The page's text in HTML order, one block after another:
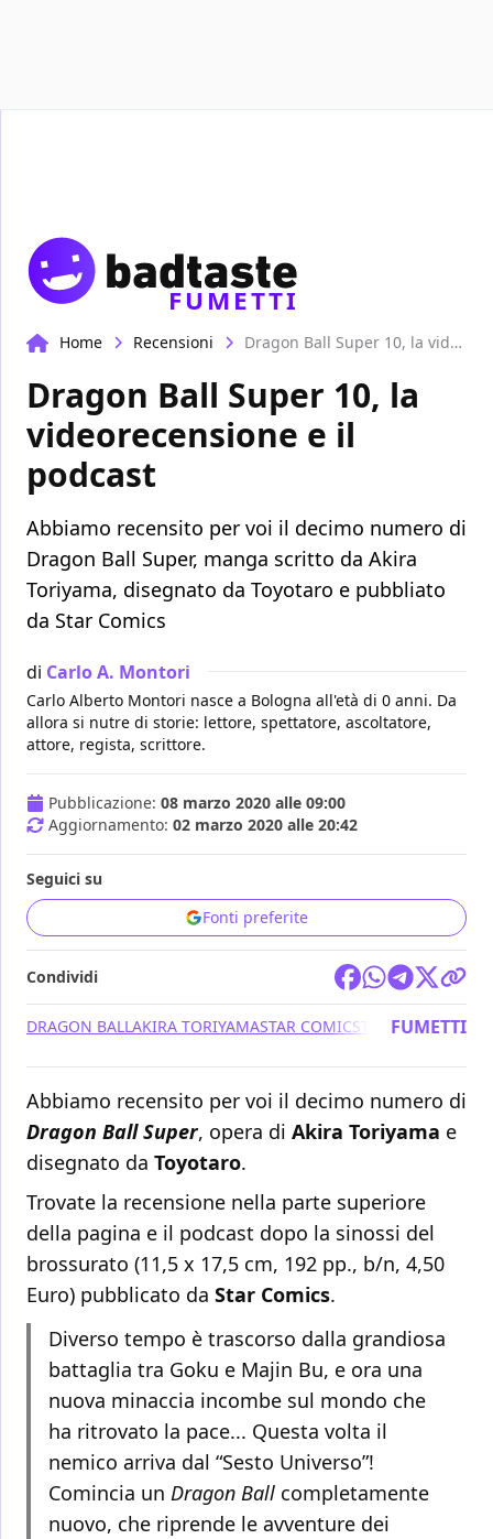
FUMETTI
Home Recensioni Dragon Ball Super 10, la videorecensione e il podcast
Dragon Ball Super 10, la
videorecensione e il
podcast
Abbiamo recensito per voi il decimo numero di
Dragon Ball Super, manga scritto da Akira
Toriyama, disegnato da Toyotaro e pubbliato
da Star Comics
di Carlo A. Montori
Carlo Alberto Montori nasce a Bologna all'età di 0 anni. Da
allora si nutre di storie: lettore, spettatore, ascoltatore,
attore, regista, scrittore.
Pubblicazione: 08 marzo 2020 alle 09:00
Aggiornamento: 02 marzo 2020 alle 20:42
Seguici su
Fonti preferite
Condividi
DRAGON BALLAKIRA TORIYAMASTAR COMICSTOYOTARO
FUMETTI
Abbiamo recensito per voi il decimo numero di
Dragon Ball Super, opera di Akira Toriyama e
disegnato da Toyotaro.
Trovate la recensione nella parte superiore
della pagina e il podcast dopo la sinossi del
brossurato (11,5 x 17,5 cm, 192 pp., b/n, 4,50
Euro) pubblicato da Star Comics.
Diverso tempo è trascorso dalla grandiosa
battaglia tra Goku e Majin Bu, e ora una
nuova minaccia incombe sul mondo che
ha ritrovato la pace... Questa volta il
nemico arriva dal “Sesto Universo”!
Comincia un Dragon Ball completamente
nuovo, che riprende le avventure dei